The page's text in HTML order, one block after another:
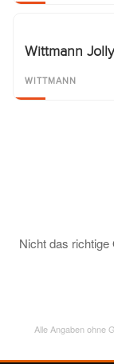
Wittmann
WITTMANN
Nicht das
Alle Angaben ohne